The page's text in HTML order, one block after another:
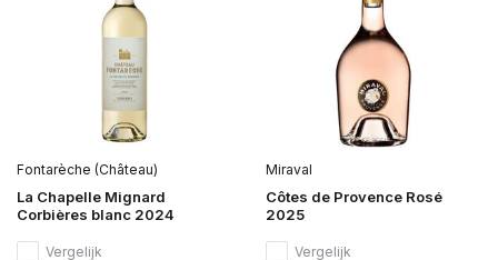
Fontarèche (Château)
La Chapelle Mignard
Corbières blanc 2024
Vergelijk
Miraval
Côtes de Provence Rosé
2025
Vergelijk